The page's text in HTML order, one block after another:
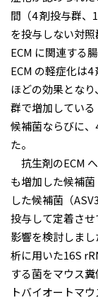
間（4 剤投与群、
を投与しない対照
ECM に関連する
ECM の軽症化は
ほどの効果とな
群で増加している
候補菌ならびに
た。
抗⽣剤のECM
も増加した候補
した候補菌（
投与して定着さ
影響を検討しま
析に⽤いた16S
する菌をマウス
トバイオートマ